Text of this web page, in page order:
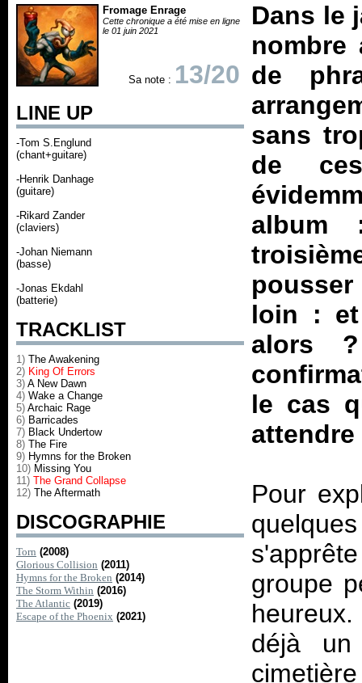
Fromage Enrage
Cette chronique a été mise en ligne
le 01 juin 2021
Sa note : 13/20
LINE UP
-Tom S.Englund
(chant+guitare)
-Henrik Danhage
(guitare)
-Rikard Zander
(claviers)
-Johan Niemann
(basse)
-Jonas Ekdahl
(batterie)
TRACKLIST
1) The Awakening
2) King Of Errors
3) A New Dawn
4) Wake a Change
5) Archaic Rage
6) Barricades
7) Black Undertow
8) The Fire
9) Hymns for the Broken
10) Missing You
11) The Grand Collapse
12) The Aftermath
DISCOGRAPHIE
Torn (2008)
Glorious Collision (2011)
Hymns for the Broken (2014)
The Storm Within (2016)
The Atlantic (2019)
Escape of the Phoenix (2021)
Dans le
nombre
de
sans
de
album
loin : et
alors
le cas
Pour
groupe
déjà